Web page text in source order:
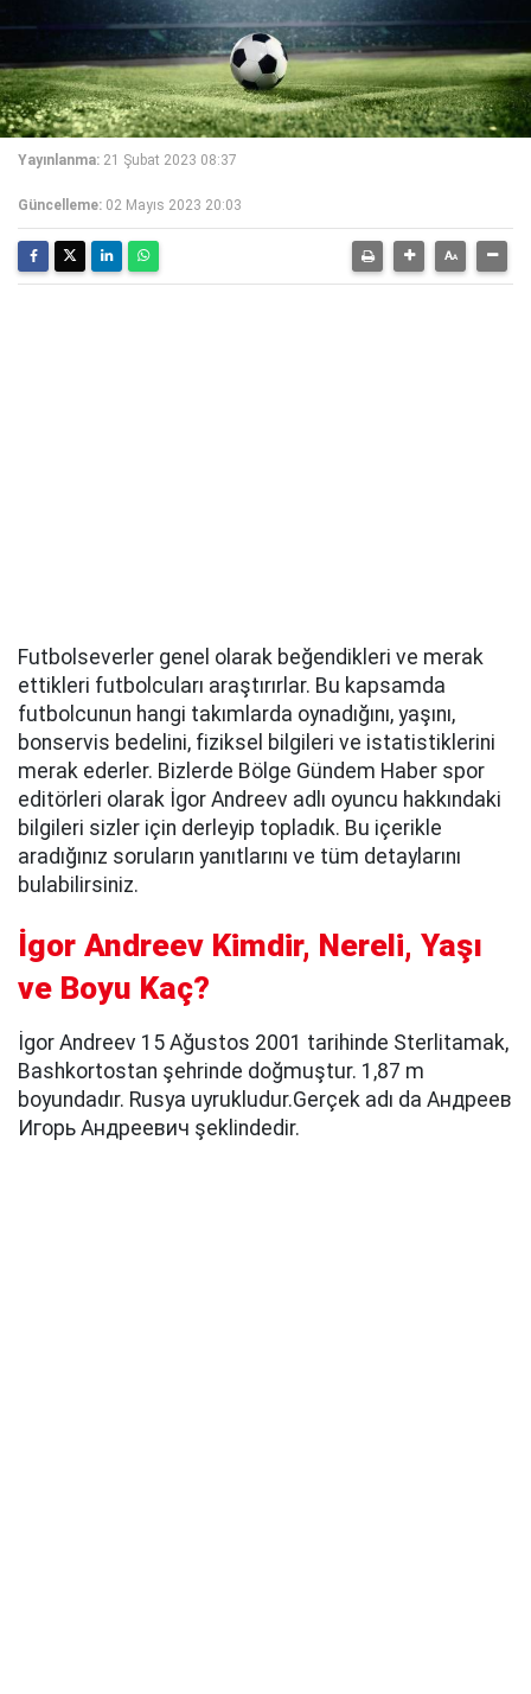
Yayınlanma: 21 Şubat 2023 08:37
Güncelleme: 02 Mayıs 2023 20:03
Futbolseverler genel olarak beğendikleri ve merak
ettikleri futbolcuları araştırırlar. Bu kapsamda
futbolcunun hangi takımlarda oynadığını, yaşını,
bonservis bedelini, fiziksel bilgileri ve istatistiklerini
merak ederler. Bizlerde Bölge Gündem Haber spor
editörleri olarak İgor Andreev adlı oyuncu hakkındaki
bilgileri sizler için derleyip topladık. Bu içerikle
aradığınız soruların yanıtlarını ve tüm detaylarını
bulabilirsiniz.
İgor Andreev Kimdir, Nereli, Yaşı
ve Boyu Kaç?
İgor Andreev 15 Ağustos 2001 tarihinde Sterlitamak,
Bashkortostan şehrinde doğmuştur. 1,87 m
boyundadır. Rusya uyrukludur.Gerçek adı da Андреев
Игорь Андреевич şeklindedir.